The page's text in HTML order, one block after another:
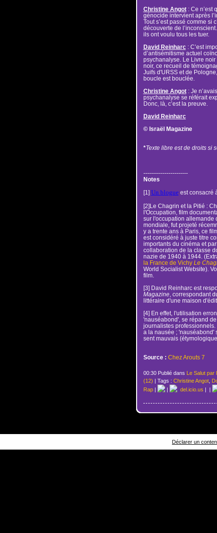
Christine Angot: Ce n’est
génocide intervient après
Tout s’est passé comme si
découverte de
ils ont voulu tous les tuer.
David Reinharc: C’est
d’antisémitisme actuel
psychanalyse. Le Livre
noir, ce recueil de
Juifs d'URSS et de
boucle est bouclée.
Christine Angot: Je
psychanalyse se référait
Donc, là, c’est la preuve.
David Reinharc
© Israël Magazine
*Texte libre est de droits si
-----------------------
Notes
[1] Un blogue est consacré
[2]Le Chagrin et la Pitié :
l'Occupation, film
sur l'occupation allemande
mondiale, fut projeté
y a trente ans à Paris, ce
est considéré à juste titre
importants du cinéma et
collaboration de la classe
nazie de 1940 à 1944.
la France de Vichy Le
World Socialist Website).
film.
[3] David Reinharc est
Magazine, correspondant
littéraire d'une maison
[4] En effet, l'utilisation
'nauséabond', se répand
journalistes
a la nausée ; 'nauséabond'
sent mauvais
Source : Chez Arouts 7
00:30 Publié dans Le Salut par
(12) | Tags : Christine Angot,
Rap| | del.icio.us | |
Déclarer un